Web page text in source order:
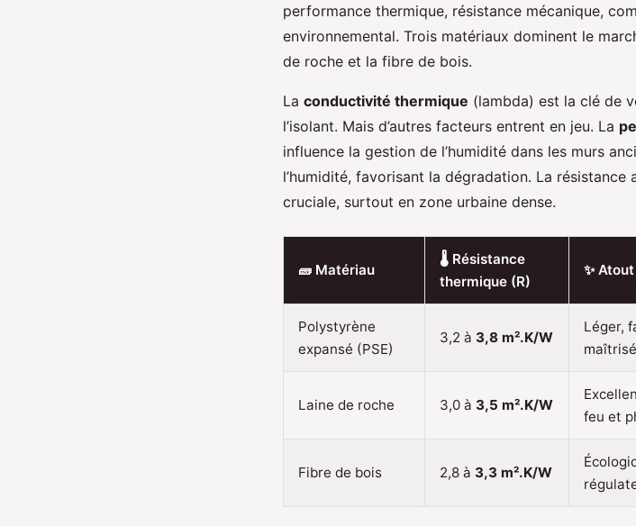
performance thermique, résistance mécanique,
environnemental. Trois matériaux dominent le
de roche et la fibre de bois.
La conductivité thermique (lambda) est la clé de
l’isolant. Mais d’autres facteurs entrent en jeu. La
influence la gestion de l’humidité dans les murs
l’humidité, favorisant la dégradation. La
cruciale, surtout en zone urbaine dense.
🧱 Matériau
🌡️ Résistance
thermique (R)
✨
Polystyrène
expansé (PSE)
3,2 à 3,8 m².K/W
Léger,
maîtrisé
Laine de roche 3,0 à 3,5 m².K/W
feu et
Fibre de bois 2,8 à 3,3 m².K/W